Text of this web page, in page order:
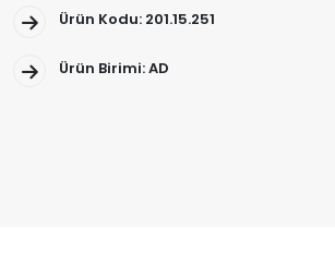
Ürün Kodu: 201.15.251
Ürün Birimi: AD